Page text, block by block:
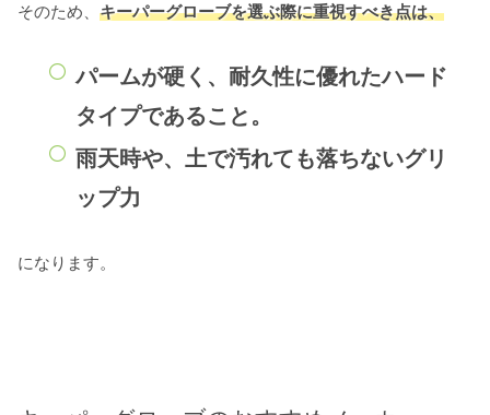
そのため、 キーパーグローブを選ぶ際に重視すべき点は、
パームが硬く、耐久性に優れたハード
タイプであること。
雨天時や、土で汚れても落ちないグリ
ップ力
になります。